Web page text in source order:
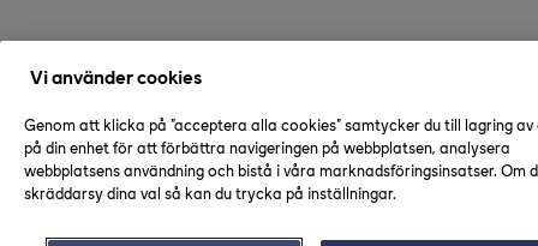
Vi använder cookies
Genom att klicka på "acceptera alla cookies" samtycker du till lagring av
på din enhet för att förbättra navigeringen på webbplatsen, analysera
webbplatsens användning och bistå i våra marknadsföringsinsatser. Om
skräddarsy dina val så kan du trycka på inställningar.